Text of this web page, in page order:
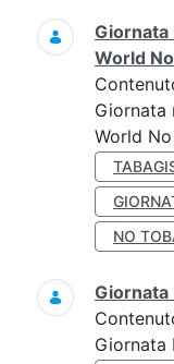
Giornata
World
Giornata
World
NO
Giornata
Giornata